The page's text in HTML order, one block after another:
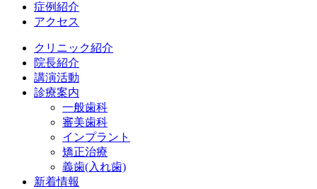
症例紹介
アクセス
クリニック紹介
院長紹介
講演活動
診療案内
一般歯科
審美歯科
インプラント
矯正治療
義歯(入れ歯)
新着情報